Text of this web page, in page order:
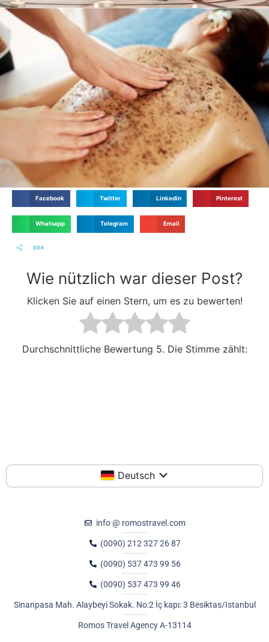
Facebook Twitter Linkedin Pinterest
Whatsapp Telegram Email
884
Wie nützlich war dieser Post?
Klicken Sie auf einen Stern, um es zu bewerten!
Durchschnittliche Bewertung 5. Die Stimme zählt:
Deutsch
info @ romostravel.com
(0090) 212 327 26 87
(0090) 537 473 99 56
(0090) 537 473 99 46
Sinanpasa Mah. Alaybeyi Sokak. No:2 İç kapı: 3 Besiktas/Istanbul
Romos Travel Agency A-13114